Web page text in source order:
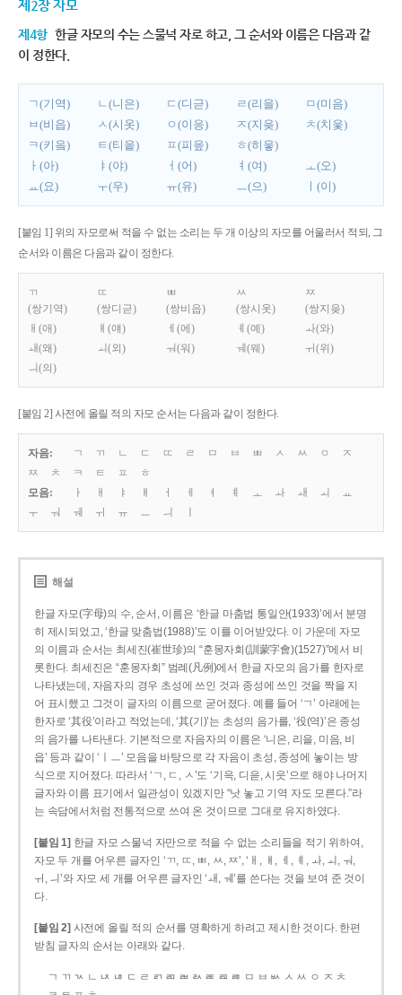
제2장 자모
제4항 한글 자모의 수는 스물넉 자로 하고, 그 순서와 이름은 다음과 같
이 정한다.
ㄱ(기역) ㄴ(니은) ㄷ(디귿) ㄹ(리을)
ㅁ(미음)
ㅂ(비읍)
ㅅ(시옷) ㅇ(이응) ㅈ(지읒)
ㅊ(치읓)
ㅋ(키읔)
ㅌ(티읕) ㅍ(피읖)
ㅎ(히읗)
ㅏ(아)
ㅑ(야) ㅓ(어) ㅕ(여)
ㅗ(오)
ㅛ(요)
ㅜ(우) ㅠ(유) ㅡ(으) ㅣ(이)
[붙임 1] 위의 자모로써 적을 수 없는 소리는 두 개 이상의 자모를 어울러서 적되, 그
순서와 이름은 다음과 같이 정한다.
ㄲ
(쌍기역)
ㄸ
(쌍디귿)
ㅃ
(쌍비읍)
ㅆ
(쌍시옷)
ㅉ
(쌍지읒)
ㅐ(애)
ㅒ(얘) ㅔ(에) ㅖ(예)
ㅘ(와)
ㅙ(왜)
ㅚ(외) ㅝ(워) ㅞ(웨)
ㅟ(위)
ㅢ(의)
[붙임 2] 사전에 올릴 적의 자모 순서는 다음과 같이 정한다.
자음: ㄱ ㄲ ㄴ ㄷ ㄸ ㄹ ㅁ ㅂ ㅃ ㅅ ㅆ ㅇ
ㅈ
ㅉ
ㅊ ㅋ ㅌ ㅍ
ㅎ
모음:
ㅏ ㅐ ㅑ ㅒ ㅓ ㅔ ㅕ ㅖ ㅗ ㅘ ㅙ ㅚ
ㅛ
ㅜ
ㅝ ㅞ ㅟ ㅠ ㅡ ㅢ
해설
한글 자모(字母)의 수, 순서, 이름은 ‘한글 마춤법 통일안(1933)’에서 분명
히 제시되었고, ‘한글 맞춤법(1988)’도 이를 이어받았다. 이 가운데 자모
의 이름과 순서는 최세진(崔世珍)의 “훈몽자회(訓蒙字會)(1527)”에서 비
롯한다. 최세진은 “훈몽자회” 범례(凡例)에서 한글 자모의 음가를 한자로
나타냈는데, 자음자의 경우 초성에 쓰인 것과 종성에 쓰인 것을 짝을 지
어 표시했고 그것이 글자의 이름으로 굳어졌다. 예를 들어 ‘ㄱ’ 아래에는
한자로 ‘其役’이라고 적었는데, ‘其(기)’는 초성의 음가를, ‘役(역)’은 종성
의 음가를 나타낸다. 기본적으로 자음자의 이름은 ‘니은, 리을, 미음, 비
읍’ 등과 같이 ‘ㅣㅡ’ 모음을 바탕으로 각 자음이 초성, 종성에 놓이는 방
식으로 지어졌다. 따라서 ‘ㄱ, ㄷ, ㅅ’도 ‘기윽, 디읃, 시읏’으로 해야 나머지
글자와 이름 표기에서 일관성이 있겠지만 “낫 놓고 기역 자도 모른다.”라
는 속담에서처럼 전통적으로 쓰여 온 것이므로 그대로 유지하였다.
[붙임 1] 한글 자모 스물넉 자만으로 적을 수 없는 소리들을 적기 위하여,
자모 두 개를 어우른 글자인 ‘ㄲ, ㄸ, ㅃ, ㅆ, ㅉ’, ‘ㅐ, ㅒ, ㅔ, ㅖ, ㅘ, ㅚ, ㅝ,
ㅟ, ㅢ’와 자모 세 개를 어우른 글자인 ‘ㅙ, ㅞ’를 쓴다는 것을 보여 준 것이
다.
[붙임 2] 사전에 올릴 적의 순서를 명확하게 하려고 제시한 것이다. 한편
받침 글자의 순서는 아래와 같다.
ㄱ ㄲ ㄳ ㄴ ㄵ ㄶ ㄷ ㄹ ㄺ ㄻ ㄼ ㄽ ㄾ ㄿ ㅀ ㅁ ㅂ ㅄ ㅅ ㅆ ㅇ ㅈ ㅊ